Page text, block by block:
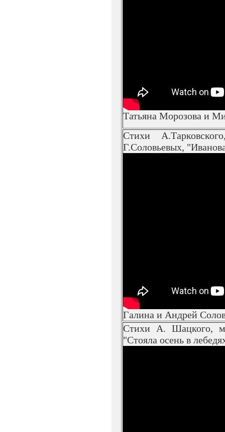
Татьяна Морозова и
Стихи
Г.Соловьевых,
Галина и Андрей
Стихи А. Шацкого,
"Стояла осень в